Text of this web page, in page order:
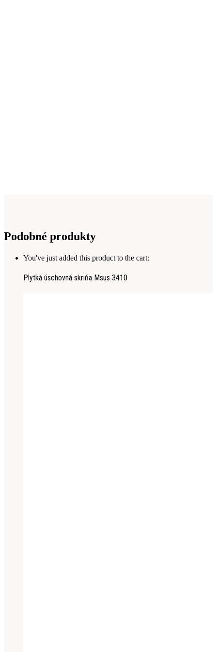
Podobné produkty
You've just added this product to the cart:
Plytká úschovná skriňa Msus 3410